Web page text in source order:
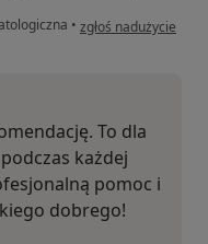
• w opinii użytkownika
zgłoś nadużycie
To dla
każdej
pomoc i
dobrego!